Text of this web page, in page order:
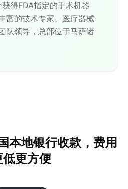
得FDA指定的手术机器
富的技术专家、医疗器械
队领导，总部位于马萨诸
本地银行收款，费用
低更方便